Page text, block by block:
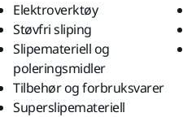
Elektroverktøy
Støvfri sliping
Slipemateriell og
poleringsmidler
Tilbehør og forbruksvarer
Superslipemateriell